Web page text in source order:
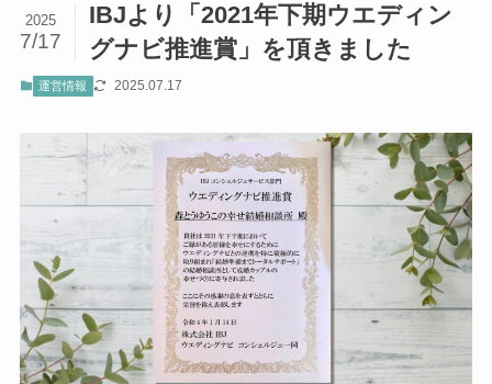
IBJより「2021年下期ウエディン
グナビ推進賞」を頂きました
2025
7/17
運営情報 2025.07.17